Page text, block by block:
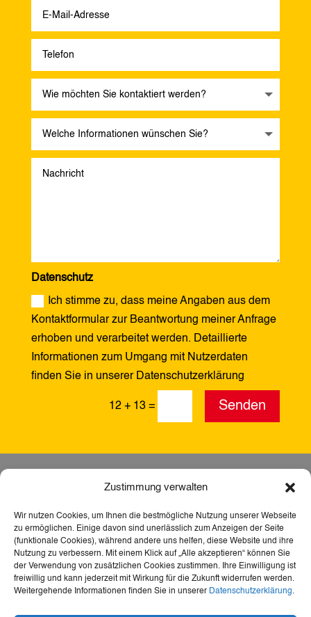
Zustimmung verwalten
Wir nutzen Cookies, um Ihnen die bestmögliche Nutzung unserer Webseite
zu ermöglichen. Einige davon sind unerlässlich zum Anzeigen der Seite
(funktionale Cookies), während andere uns helfen, diese Website und ihre
Nutzung zu verbessern. Mit einem Klick auf „Alle akzeptieren“ können Sie
der Verwendung von zusätzlichen Cookies zustimmen. Ihre Einwilligung ist
freiwillig und kann jederzeit mit Wirkung für die Zukunft widerrufen werden.
Weitergehende Informationen finden Sie in unserer Datenschutzerklärung.
Datenschutz
Ich stimme zu, dass meine Angaben aus dem
Kontaktformular zur Beantwortung meiner Anfrage
erhoben und verarbeitet werden. Detaillierte
Informationen zum Umgang mit Nutzerdaten
finden Sie in unserer Datenschutzerklärung
12 + 13 = Senden